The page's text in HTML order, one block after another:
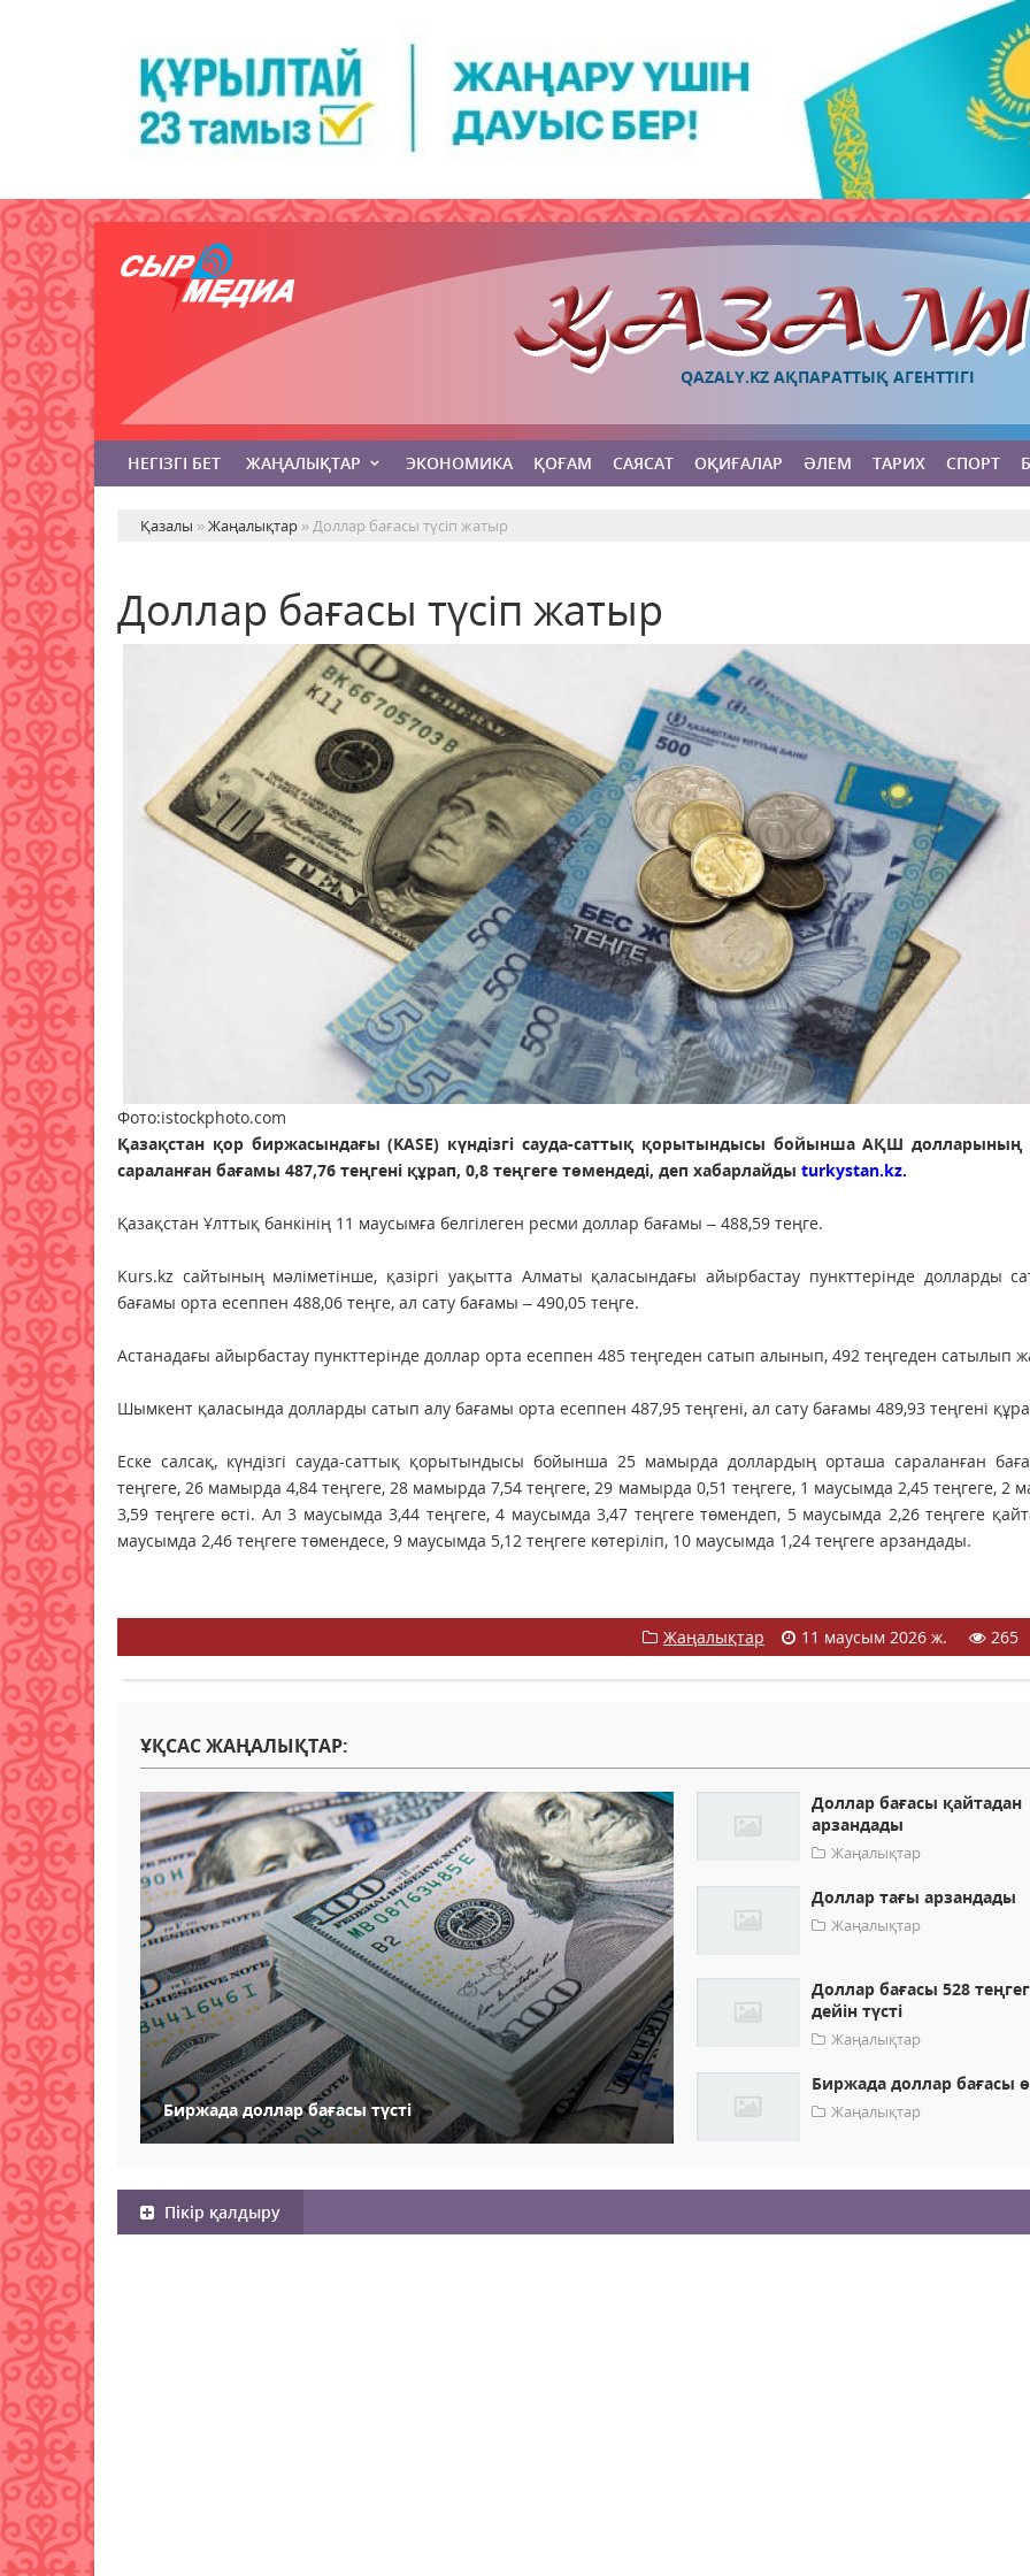
QAZALY.KZ АҚПАРАТТЫҚ АГЕНТТІГІ
НЕГІЗГІ БЕТ ЖАҢАЛЫҚТАР ЭКОНОМИКА ҚОҒАМ САЯСАТ ОҚИҒАЛАР ӘЛЕМ ТАРИХ СПОРТ
Қазалы »Жаңалықтар » Доллар бағасы түсіп жатыр
Доллар бағасы түсіп жатыр
Фото:istockphoto.com
Қазақстан қор биржасындағы (KASE) күндізгі сауда-саттық қорытындысы бойынша АҚШ
сараланған бағамы 487,76 теңгені құрап, 0,8 теңгеге төмендеді, деп хабарлайды turkystan.kz.
Қазақстан Ұлттық банкінің 11 маусымға белгілеген ресми доллар бағамы – 488,59 теңге.
Kurs.kz сайтының мәліметінше, қазіргі уақытта Алматы қаласындағы айырбастау пункттерінде долларды
бағамы орта есеппен 488,06 теңге, ал сату бағамы – 490,05 теңге.
Астанадағы айырбастау пункттерінде доллар орта есеппен 485 теңгеден сатып алынып, 492 теңгеден сатылып
Шымкент қаласында долларды сатып алу бағамы орта есеппен 487,95 теңгені, ал сату бағамы 489,93 теңгені
Еске салсақ, күндізгі сауда-саттық қорытындысы бойынша 25 мамырда доллардың орташа сараланған
теңгеге, 26 мамырда 4,84 теңгеге, 28 мамырда 7,54 теңгеге, 29 мамырда 0,51 теңгеге, 1 маусымда 2,45 теңгеге, 2
3,59 теңгеге өсті. Ал 3 маусымда 3,44 теңгеге, 4 маусымда 3,47 теңгеге төмендеп, 5 маусымда 2,26 теңгеге
маусымда 2,46 теңгеге төмендесе, 9 маусымда 5,12 теңгеге көтеріліп, 10 маусымда 1,24 теңгеге арзандады.
Жаңалықтар 11 маусым 2026 ж. 265
ҰҚСАС ЖАҢАЛЫҚТАР:
Биржада доллар бағасы түсті
Доллар бағасы қайтадан
арзандады
Жаңалықтар
Доллар тағы арзандады
Жаңалықтар
Доллар бағасы 528
дейін түсті
Жаңалықтар
Биржада доллар бағасы
Жаңалықтар
Пікір қалдыру